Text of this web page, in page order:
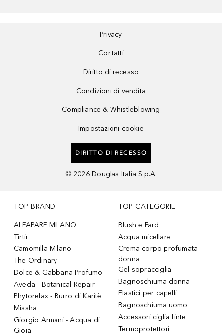
Privacy
Contatti
Diritto di recesso
Condizioni di vendita
Compliance & Whistleblowing
Impostazioni cookie
DIRITTO DI RECESSO
© 2026 Douglas Italia S.p.A.
TOP BRAND
ALFAPARF MILANO
Tirtir
Camomilla Milano
The Ordinary
Dolce & Gabbana Profumo
Aveda - Botanical Repair
Phytorelax - Burro di Karitè
Missha
Giorgio Armani - Acqua di
Gioia
TOP CATEGORIE
Blush e Fard
Acqua micellare
Crema corpo profumata
donna
Gel sopracciglia
Bagnoschiuma donna
Elastici per capelli
Bagnoschiuma uomo
Accessori ciglia finte
Termoprotettori